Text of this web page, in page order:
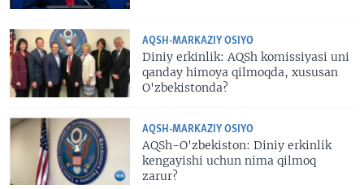
AQSH-MARKAZIY OSIYO
Diniy erkinlik: AQSh komissiyasi uni
qanday himoya qilmoqda, xususan
O'zbekistonda?
AQSH-MARKAZIY OSIYO
AQSh-O'zbekiston: Diniy erkinlik
kengayishi uchun nima qilmoq
zarur?